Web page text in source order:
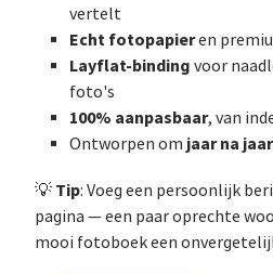
vertelt
Echt fotopapieren
Layflat-binding voor
foto's
100% aanpasbaar, van
Ontworpen om jaar na jaar
💡 Tip: Voeg een persoonlijk
pagina — een paar oprechte
mooi fotoboek een